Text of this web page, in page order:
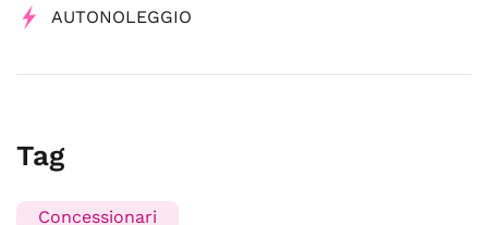
AUTONOLEGGIO
Tag
Concessionari